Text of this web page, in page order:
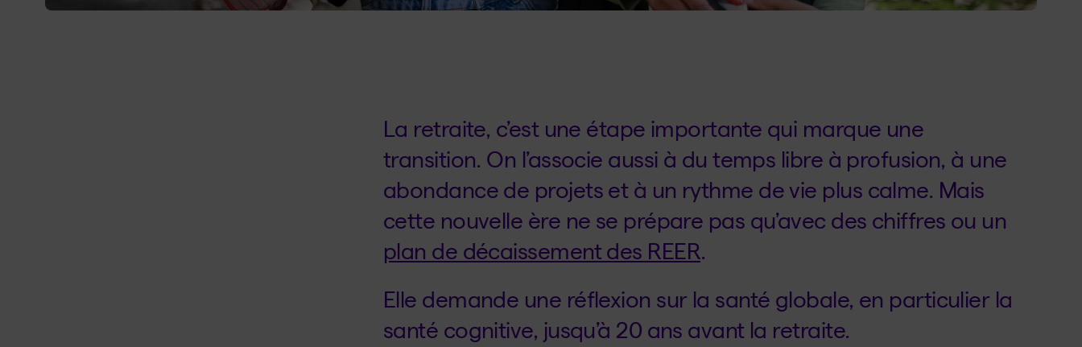
La retraite, c’est une étape importante qui marque une
transition. On l’associe aussi à du temps libre à profusion, à une
abondance de projets et à un rythme de vie plus calme. Mais
cette nouvelle ère ne se prépare pas qu’avec des chiffres ou un
plan de décaissement des REER.
Elle demande une réflexion sur la santé globale, en particulier la
santé cognitive, jusqu’à 20 ans avant la retraite.